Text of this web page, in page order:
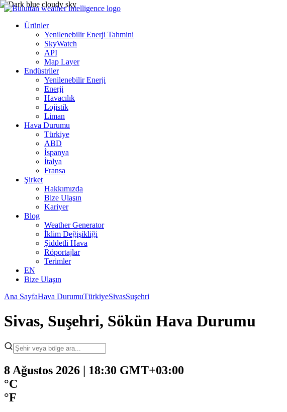
Ürünler
Yenilenebilir Enerji Tahmini
SkyWatch
API
Map Layer
Endüstriler
Yenilenebilir Enerji
Enerji
Havacılık
Lojistik
Liman
Hava Durumu
Türkiye
ABD
İspanya
İtalya
Fransa
Şirket
Hakkımızda
Bize Ulaşın
Kariyer
Blog
Weather Generator
İklim Değişikliği
Şiddetli Hava
Röportajlar
Terimler
EN
Bize Ulaşın
Ana SayfaHava DurumuTürkiyeSivasSuşehri
Sivas, Suşehri, Sökün Hava Durumu
8 Ağustos 2026 | 18:30 GMT+03:00
°C
°F